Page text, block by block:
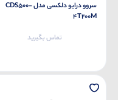
سروو درایو دلکسی مدل CDS500-
4T200M
تماس بگیرید